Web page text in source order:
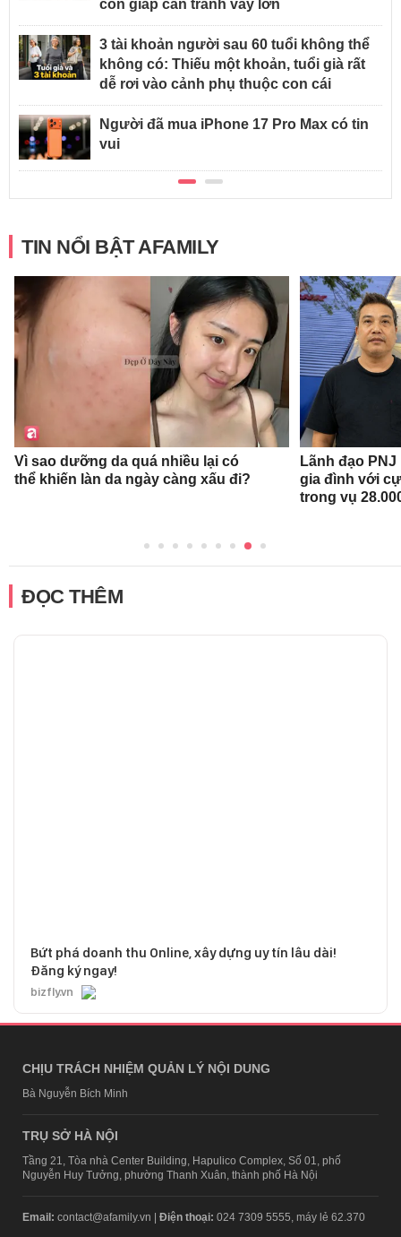
con giáp cần tránh vay lớn
3 tài khoản người sau 60 tuổi không thể
không có: Thiếu một khoản, tuổi già rất
dễ rơi vào cảnh phụ thuộc con cái
Người đã mua iPhone 17 Pro Max có tin
vui
TIN NỔI BẬT AFAMILY
Vì sao dưỡng da quá nhiều lại có
thể khiến làn da ngày càng xấu đi?
Lãnh đạo
gia đình với
trong vụ
ĐỌC THÊM
Bứt phá doanh thu Online, xây dựng uy tín lâu dài!
Đăng ký ngay!
bizfly.vn
CHỊU TRÁCH NHIỆM QUẢN LÝ NỘI DUNG
Bà Nguyễn Bích Minh
TRỤ SỞ HÀ NỘI
Tầng 21, Tòa nhà Center Building, Hapulico Complex, Số 01, phố
Nguyễn Huy Tưởng, phường Thanh Xuân, thành phố Hà Nội
Email: contact@afamily.vn | Điện thoại: 024 7309 5555, máy lẻ 62.370